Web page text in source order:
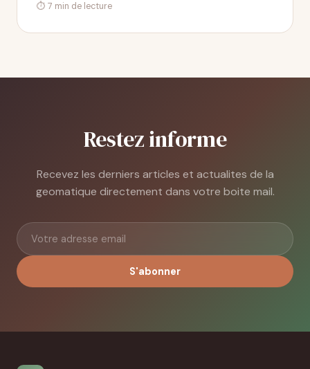
⏱ 7 min de lecture
Restez informe
Recevez les derniers articles et actualites de la
geomatique directement dans votre boite mail.
S'abonner